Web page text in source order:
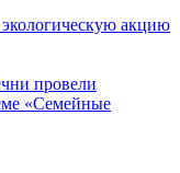
акцию
провели
«Семейные